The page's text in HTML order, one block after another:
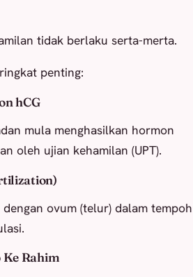
tidak berlaku serta-merta.
penting:
hCG
mula menghasilkan hormon
oleh ujian kehamilan (UPT).
ovum (telur) dalam tempoh
Rahim